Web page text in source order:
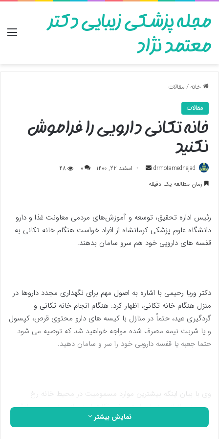
مجله پزشکی زیبایی دکتر
معتمد نژاد
خانه/مقالات
مقالات
خانه تکانی دارویی را فراموش
نکنید
drmotamednejad
ارسال اسفند 22, 1400 0
48
زمان مطالعه یک دقیقه
رئیس اداره تحقیق، توسعه و آموزش‌های مردمی معاونت غذا و دارو
دانشگاه علوم پزشکی کرمانشاه از افراد خواست هنگام خانه تکانی به
قفسه های دارویی خود هم سرو سامان بدهند.
دکتر وریا رحیمی با اشاره به اصول مهم برای نگهداری مجدد داروها در
منزل هنگام خانه تکانی، اظهار کرد: هنگام انجام خانه تکانی و
گردگیری عید، حتماً در منازل با کیسه های دارو محتوی قرص، کپسول
و یا شربت نیمه مصرف شده مواجه خواهید شد که توصیه می شود
حتما جعبه یا قفسه دارویی خود را سر و سامان دهید.
وی با بیان اینکه بیشترین موارد مسمومیت در محیط خانه رخ
می‌دهد و افراد باید با رعایت برخی نکات ایمنی از بروز چنین حوادثی
پیشگیری کنند، گفت: باید داروهایی که تاریخ انقضاء آنها گذشته را از
نمایش بیشتر